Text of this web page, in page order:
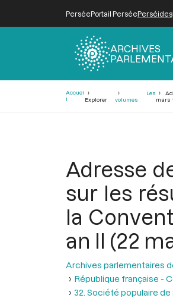
PerséePortail PerséePerséides
ARCHIVES
Accuei
l
Explorer
Les
volumes
mars
Adresse
sur les
la
an II (22
Archives parlementaires
République française -
32. Société populaire